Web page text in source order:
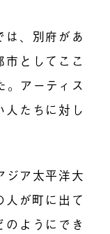
は、別府があ
としてここ
。アーティス
人たちに対し
ジア太平洋大
が町に出て
ようにでき